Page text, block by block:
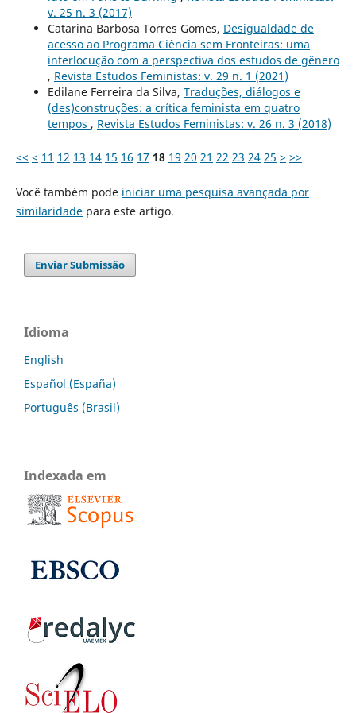
v. 25 n. 3 (2017)
Catarina Barbosa Torres Gomes, Desigualdade de
acesso ao Programa Ciência sem Fronteiras: uma
interlocução com a perspectiva dos estudos de gênero
, Revista Estudos Feministas: v. 29 n. 1 (2021)
Edilane Ferreira da Silva, Traduções, diálogos e
(des)construções: a crítica feminista em quatro
tempos , Revista Estudos Feministas: v. 26 n. 3 (2018)
<< < 11 12 13 14 15 16 17 18 19 20 21 22 23 24 25 > >>
Você também pode iniciar uma pesquisa avançada por
similaridadepara este artigo.
Enviar Submissão
Idioma
English
Español (España)
Português (Brasil)
Indexada em